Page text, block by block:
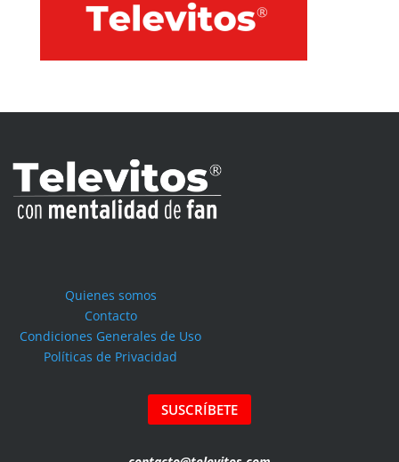
Quienes somos
Contacto
Condiciones Generales de Uso
Políticas de Privacidad
SUSCRÍBETE